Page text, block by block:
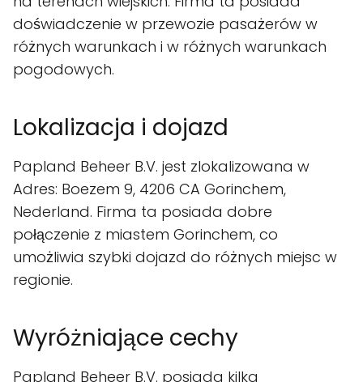
doświadczenie w przewozie pasażerów w
różnych warunkach i w różnych warunkach
pogodowych.
Lokalizacja i dojazd
Papland Beheer B.V. jest zlokalizowana w
Adres: Boezem 9, 4206 CA Gorinchem,
Nederland. Firma ta posiada dobre
połączenie z miastem Gorinchem, co
umożliwia szybki dojazd do różnych miejsc w
regionie.
Wyróżniające cechy
Papland Beheer B.V. posiada kilka